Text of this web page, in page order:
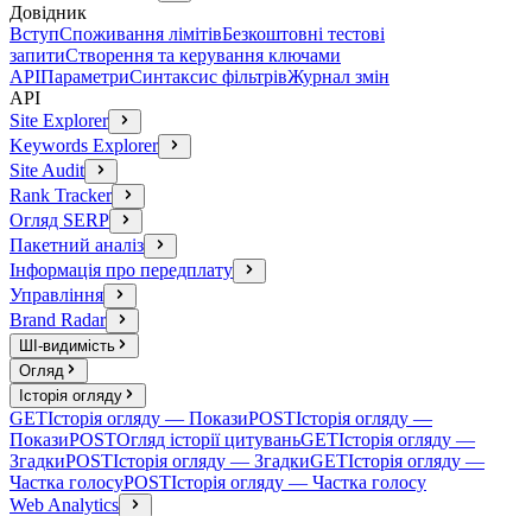
Довідник
ВступСпоживання лімітівБезкоштовні тестові
запитиСтворення та керування ключами
APIПараметриСинтаксис фільтрівЖурнал змін
API
Site Explorer
Keywords Explorer
Site Audit
Rank Tracker
Огляд SERP
Пакетний аналіз
Інформація про передплату
Управління
Brand Radar
ШІ-видимість
Огляд
Історія огляду
GETІсторія огляду — ПоказиPOSTІсторія огляду —
ПоказиPOSTОгляд історії цитуваньGETІсторія огляду —
ЗгадкиPOSTІсторія огляду — ЗгадкиGETІсторія огляду —
Частка голосуPOSTІсторія огляду — Частка голосу
Web Analytics